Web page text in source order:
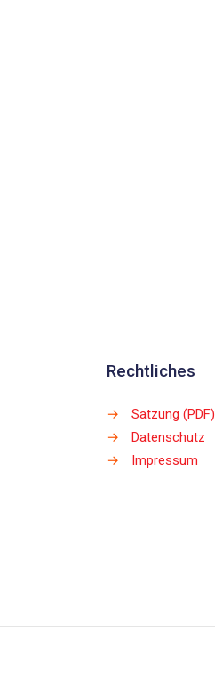
Rechtliches
→
Satzung (PDF)
→
Datenschutz
→
Impressum